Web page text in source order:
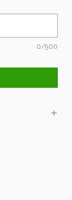
0/500